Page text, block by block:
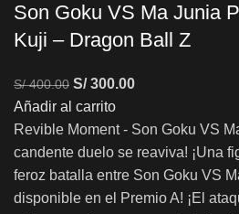
Son Goku VS Ma Junia
Kuji – Dragon Ball Z
S/400.00 S/300.00
Añadir al carrito
Revible Moment - Son Goku VS
candente duelo se reaviva! ¡Una
feroz batalla entre Son Goku VS
disponible en el Premio A! ¡El